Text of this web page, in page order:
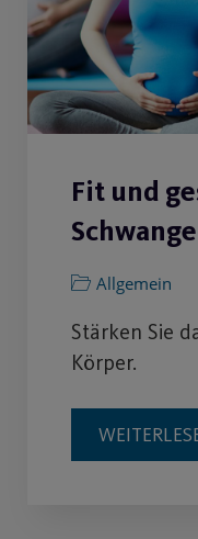
Fit und
Allgemein
Stärken Sie
Körper.